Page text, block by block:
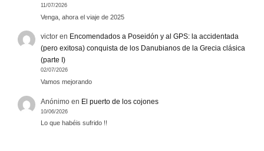
11/07/2026
Venga, ahora el viaje de 2025
victor en Encomendados a Poseidón y al GPS: la accidentada
(pero exitosa) conquista de los Danubianos de la Grecia clásica
(parte I)
02/07/2026
Vamos mejorando
Anónimo en El puerto de los cojones
10/06/2026
Lo que habéis sufrido !!